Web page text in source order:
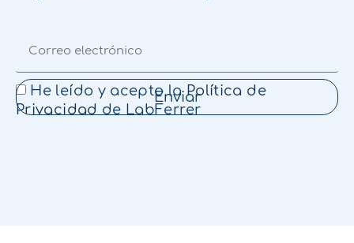
He leído y acepto la Política de
Privacidad de LabFerrer
Enviar